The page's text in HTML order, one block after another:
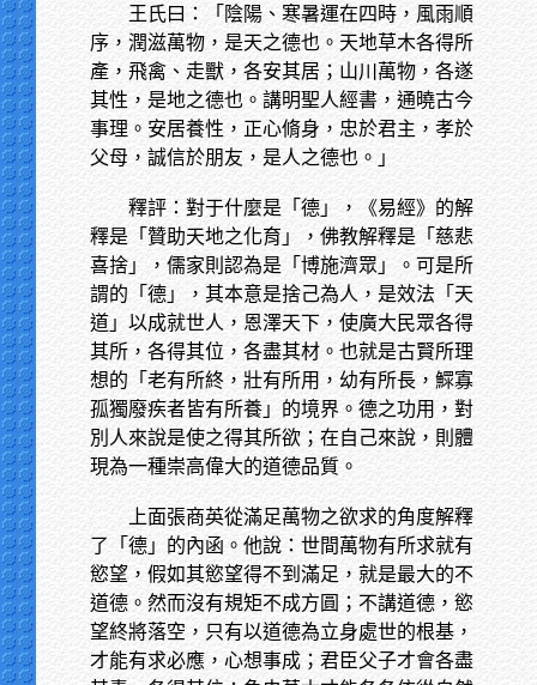
王氏曰：「陰陽、寒暑運在四時，風雨順
序，潤滋萬物，是天之德也。天地草木各得所
產，飛禽、走獸，各安其居；山川萬物，各遂
其性，是地之德也。講明聖人經書，通曉古今
事理。安居養性，正心脩身，忠於君主，孝於
父母，誠信於朋友，是人之德也。」
釋評：對于什麼是「德」，《易經》的解
釋是「贊助天地之化育」，佛教解釋是「慈悲
喜捨」，儒家則認為是「博施濟眾」。可是所
謂的「德」，其本意是捨己為人，是效法「天
道」以成就世人，恩澤天下，使廣大民眾各得
其所，各得其位，各盡其材。也就是古賢所理
想的「老有所終，壯有所用，幼有所長，鰥寡
孤獨廢疾者皆有所養」的境界。德之功用，對
別人來說是使之得其所欲；在自己來說，則體
現為一種崇高偉大的道德品質。
上面張商英從滿足萬物之欲求的角度解釋
了「德」的內函。他說：世間萬物有所求就有
慾望，假如其慾望得不到滿足，就是最大的不
道德。然而沒有規矩不成方圓；不講道德，慾
望終將落空，只有以道德為立身處世的根基，
才能有求必應，心想事成；君臣父子才會各盡